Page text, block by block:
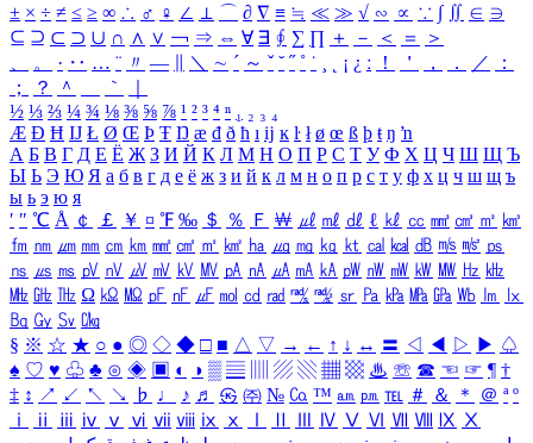
± × ÷ ≠ ≤ ≥ ∞ ∴ ♂ ♀ ∠ ⊥ ⌒ ∂ ∇ ≡ ≒ ≪ ≫ √ ∽ ∝ ∵ ∫ ∬ ∈ ∋
⊆ ⊇ ⊂ ⊃ ∪ ∩ ∧ ∨ ￢ ⇒ ⇔ ∀ ∃ ∮ ∑ ∏ ＋ － ＜ ＝
＞
、
。 · ‥ … ¨ 〃 ― ＼ ∼ ´ ～ ˇ ˘ ˝ ˚ ˙ ¸ ¡ ¿ ː ！ ＇ ， ． ／
：
；
？ ＾ ｀
½ ⅓ ⅔ ¼ ¾ ⅛ ⅜ ⅝ ⅞ ¹ ² ³ ⁴ ⁿ ₁ ₂ ₃ ₄
Æ Ð Ħ Ĳ Ł Ø Œ Þ Ŧ Ŋ æ đ ð ħ ı ĳ ĸ ŀ ł ø œ ß þ ŧ ŋ ŉ
А Б В Г Д Е Ё Ж З И Й К Л М Н О П Р С Т У Ф Х Ц Ч Ш Щ Ъ
Ы Ь Э Ю Я а б в г д е ё ж з и й к л м н о п р с т у ф х ц ч ш щ ъ
ы ь э ю я
′ ″ ℃ Å ￠ ￡ ￥ ¤ ℉ ‰ ＄ ％ Ｆ ￦ ㎕ ㎖ ㎗ ℓ ㎘ ㏄ ㎣ ㎤ ㎥ ㎦
㎙ ㎚ ㎛ ㎜ ㎝ ㎞ ㎟ ㎠ ㎡ ㎢ ㏊ ㎍ ㎎ ㎏ ㏏ ㎈ ㎉ ㏈ ㎧ ㎨ ㎰
㎱ ㎲ ㎳ ㎴ ㎵ ㎶ ㎷ ㎸ ㎹ ㎀ ㎁ ㎂ ㎃ ㎄ ㎺ ㎻ ㎽ ㎾ ㎿ ㎐ ㎑
㎒ ㎓ ㎔ Ω ㏀ ㏁ ㎊ ㎋ ㎌ ㏖ ㏅ ㎭ ㎮ ㎯ ㏛ ㎩ ㎪ ㎫ ㎬ ㏝ ㏐
㏓
㏃ ㏉ ㏜ ㏆
§ ※ ☆ ★ ○ ● ◎ ◇ ◆ □ ■ △ ▽ → ← ↑ ↓ ↔ 〓 ◁ ◀ ▷ ▶ ♤
♠ ♡ ♥ ♧ ♣ ⊙ ◈ ▣ ◐ ◑ ▒ ▤ ▨ ▧ ▦ ▩ ♨ ☏ ☎ ☜ ☞ ¶ †
‡ ↕ ↗ ↙ ↖ ↘ ♭ ♩ ♪ ♬ ㉿ ㈜ № ㏇ ™ ㏂ ㏘ ℡ ＃ ＆ ＊ ＠ ª º
ⅰ
ⅱ ⅲ ⅳ ⅴ ⅵ ⅶ ⅷ ⅸ ⅹ Ⅳ Ⅴ Ⅵ Ⅶ Ⅷ Ⅸ Ⅹ